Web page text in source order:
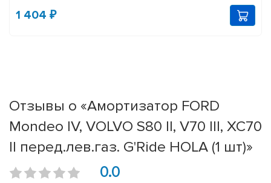
1 404 ₽
Отзывы о «Амортизатор FORD
Mondeo IV, VOLVO S80 II, V70 III, XC70
II перед.лев.газ. G'Ride HOLA (1 шт)»
0.0